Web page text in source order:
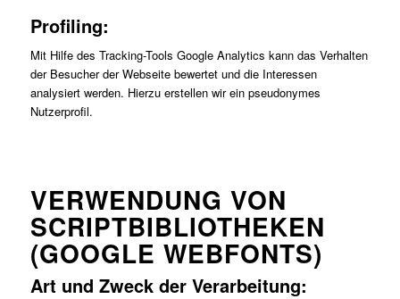
Profiling:
Mit Hilfe des Tracking-Tools Google Analytics kann das Verhalten
der Besucher der Webseite bewertet und die Interessen
analysiert werden. Hierzu erstellen wir ein pseudonymes
Nutzerprofil.
VERWENDUNG VON
SCRIPTBIBLIOTHEKEN
(GOOGLE WEBFONTS)
Art und Zweck der Verarbeitung: